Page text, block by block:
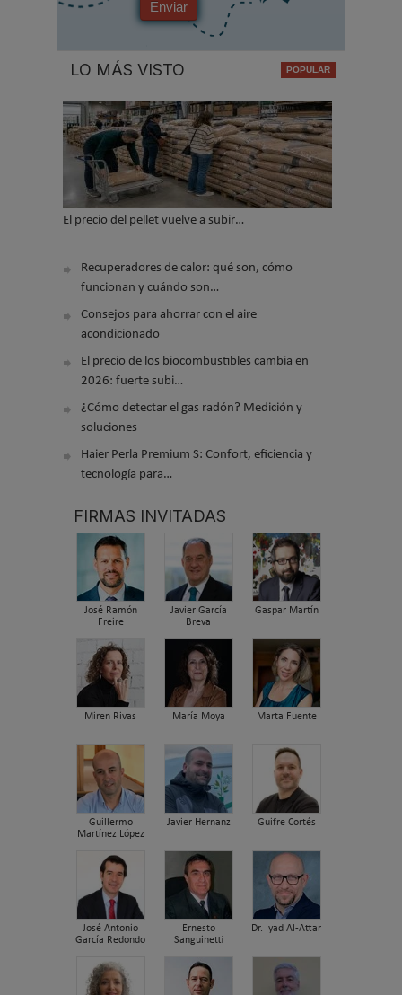
Enviar
LO MÁS VISTO
El precio del pellet vuelve a subir…
Recuperadores de calor: qué son, cómo
funcionan y cuándo son…
Consejos para ahorrar con el aire
acondicionado
El precio de los biocombustibles cambia en
2026: fuerte subi…
¿Cómo detectar el gas radón? Medición y
soluciones
Haier Perla Premium S: Confort, eficiencia y
tecnología para…
FIRMAS INVITADAS
José Ramón
Freire
Javier García
Breva
Gaspar Martín
Miren Rivas María Moya Marta Fuente
Guillermo
Martínez López
Javier Hernanz Guifre Cortés
José Antonio
García Redondo
Ernesto
Sanguinetti
Dr. Iyad Al-Attar